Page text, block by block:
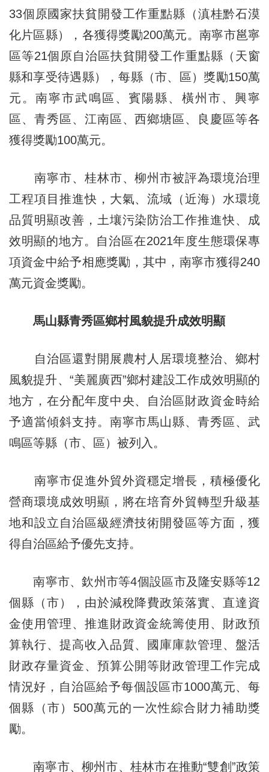
33個原國家扶貧開發工作重點縣（滇桂黔石漠
化片區縣），各獲得獎勵200萬元。南寧市邕寧
區等21個原自治區扶貧開發工作重點縣（天窗
縣和享受待遇縣），每縣（市、區）獎勵150萬
元。南寧市武鳴區、賓陽縣、橫州市、興寧
區、青秀區、江南區、西鄉塘區、良慶區等各
獲得獎勵100萬元。
南寧市、桂林市、柳州市被評為環境治理
工程項目推進快，大氣、流域（近海）水環境
品質明顯改善，土壤污染防治工作推進快、成
效明顯的地方。自治區在2021年度生態環保專
項資金中給予相應獎勵，其中，南寧市獲得240
萬元資金獎勵。
馬山縣青秀區鄉村風貌提升成效明顯
自治區還對開展農村人居環境整治、鄉村
風貌提升、“美麗廣西”鄉村建設工作成效明顯的
地方，在分配年度中央、自治區財政資金時給
予適當傾斜支持。南寧市馬山縣、青秀區、武
鳴區等縣（市、區）被列入。
南寧市促進外貿外資穩定增長，積極優化
營商環境成效明顯，將在培育外貿轉型升級基
地和設立自治區級經濟技術開發區等方面，獲
得自治區給予優先支持。
南寧市、欽州市等4個設區市及隆安縣等12
個縣（市），由於減稅降費政策落實、直達資
金使用管理、推進財政資金統籌使用、財政預
算執行、提高收入品質、國庫庫款管理、盤活
財政存量資金、預算公開等財政管理工作完成
情況好，自治區給予每個設區市1000萬元、每
個縣（市）500萬元的一次性綜合財力補助獎
勵。
南寧市、柳州市、桂林市在推動“雙創”政策